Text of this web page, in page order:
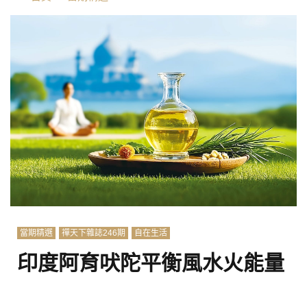
當期精選 禪天下雜誌246期 自在生活
印度阿育吠陀平衡風水火能量